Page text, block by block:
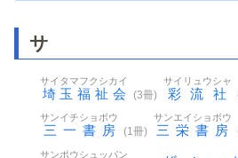
サ
埼玉福祉会
サイタマフクシカイ
(3冊) 彩流社
サイリュウシャ
三一書房
サンイチショボウ
(1冊) 三栄書房
サンエイショボウ
サンポウシュッパン